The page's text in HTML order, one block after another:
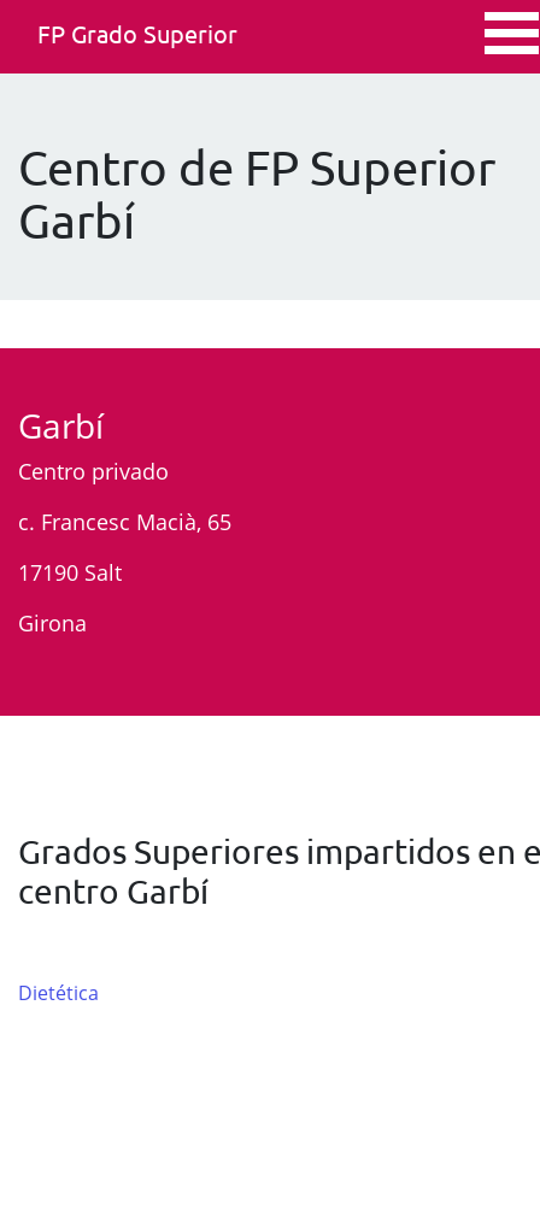
FP Grado Superior
Centro de FP Superior
Garbí
Garbí
Centro privado
c. Francesc Macià, 65
17190 Salt
Girona
Grados Superiores impartidos en
centro Garbí
Dietética